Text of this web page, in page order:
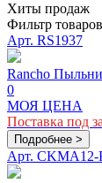
Хиты продаж
Фильтр товаров
Арт. RS1937
Rancho
0
МОЯ ЦЕНА
Поставка под
Подробнее >
Арт. CKMA12-